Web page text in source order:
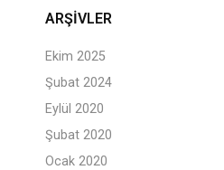
ARŞIVLER
Ekim 2025
Şubat 2024
Eylül 2020
Şubat 2020
Ocak 2020